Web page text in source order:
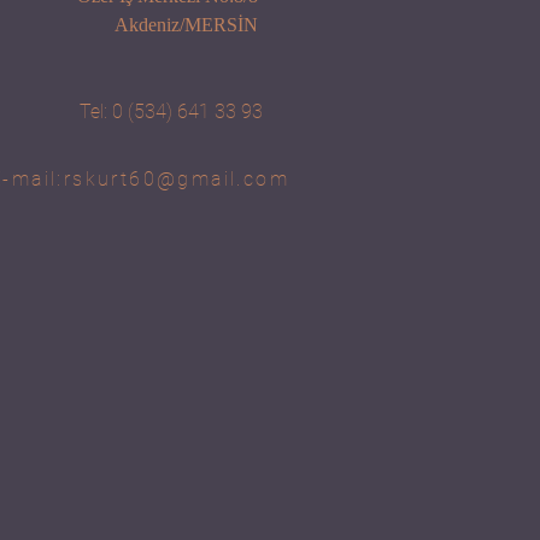
Akdeniz/MERSİN
Tel: 0 (534) 641 33 93
mail: rskurt60@gmail.com